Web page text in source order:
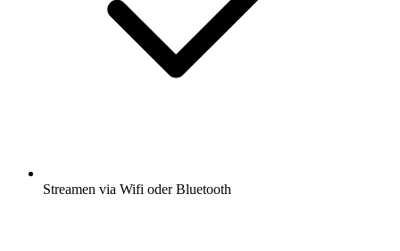
Streamen via Wifi oder Bluetooth